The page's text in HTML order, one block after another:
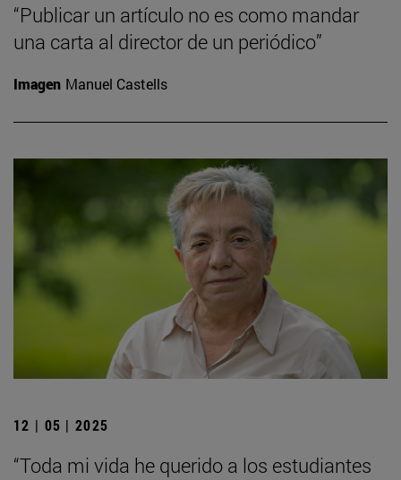
“Publicar un artículo no es como mandar
una carta al director de un periódico”
Imagen Manuel Castells
12 | 05 | 2025
“Toda mi vida he querido a los estudiantes